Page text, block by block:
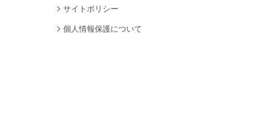
サイトポリシー
個人情報保護について